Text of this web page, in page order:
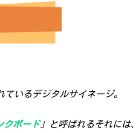
ているデジタルサイネージ。
クボード」と呼ばれるそれには、